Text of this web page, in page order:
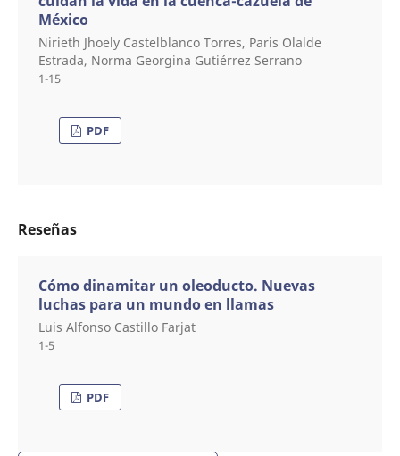
México
Nirieth Jhoely Castelblanco Torres, Paris Olalde
Estrada, Norma Georgina Gutiérrez Serrano
1-15
PDF
Reseñas
Cómo dinamitar un oleoducto. Nuevas
luchas para un mundo en llamas
Luis Alfonso Castillo Farjat
1-5
PDF